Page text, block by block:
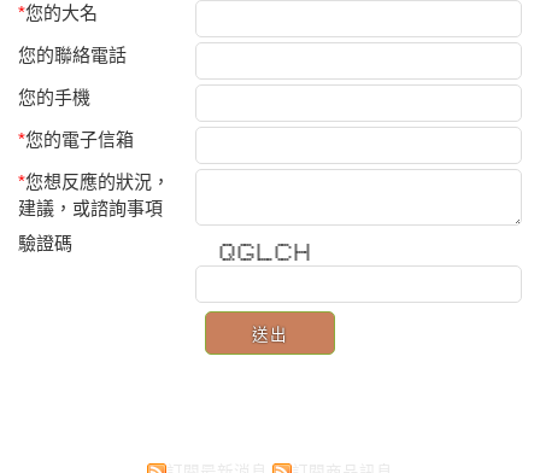
*您的大名
您的聯絡電話
您的手機
*您的電子信箱
*您想反應的狀況，
建議，或諮詢事項
驗證碼
***** ***** * ***** * *
* * * * * * * * *
* * * * * * *
* * * * * *******
* * * * *** * * * *
* * * * * * * * *
**** * ***** ******* ***** * *